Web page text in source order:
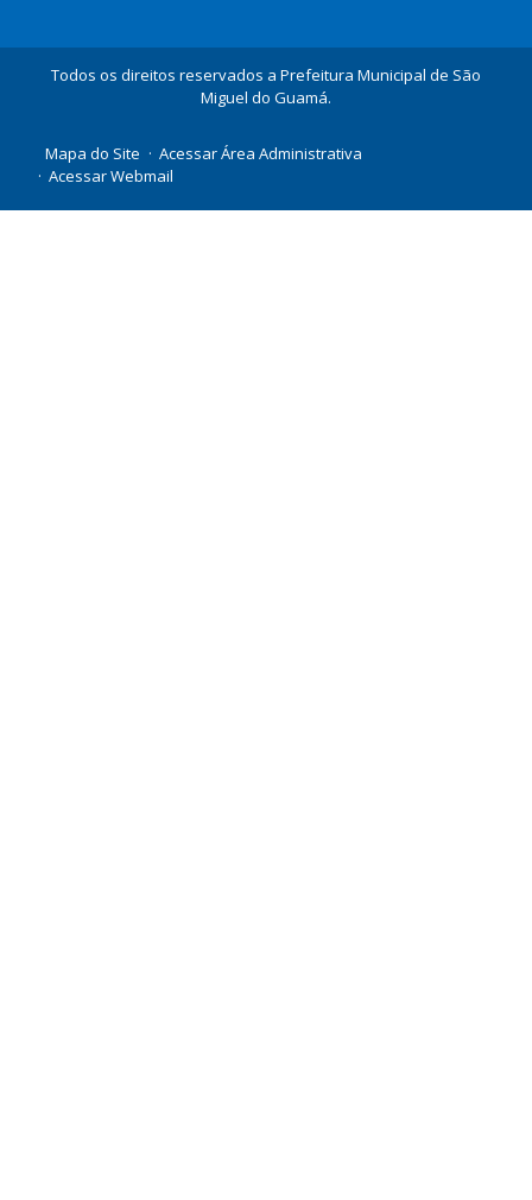
Todos os direitos reservados a Prefeitura Municipal de São
Miguel do Guamá.
Mapa do Site
Acessar Área Administrativa
Acessar Webmail